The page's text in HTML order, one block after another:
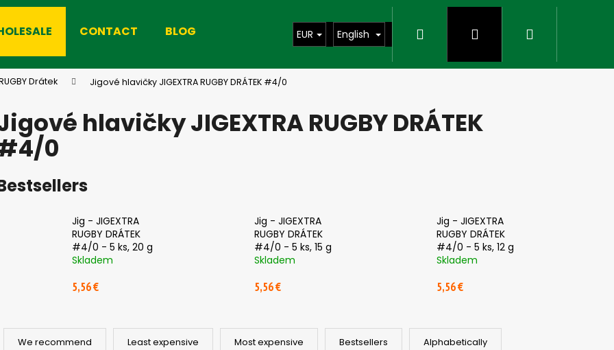
CONTACT BLOG EUR English Search Login Shopping
Drátek Jigové hlavičky JIGEXTRA RUGBY DRÁTEK #4/0
hlavičky JIGEXTRA RUGBY DRÁTEK
0
Jig - JIGEXTRA
RUGBY DRÁTEK
#4/0 - 5 ks, 20 g
Skladem
5,56 €
Jig - JIGEXTRA
RUGBY DRÁTEK
#4/0 - 5 ks, 15 g
Skladem
5,56 €
Jig - JIGEXTRA
RUGBY DRÁTEK
#4/0 - 5 ks, 12 g
Skladem
5,56 €
P
We recommend Least expensive Most expensive Bestsellers Alphabetically
are you looking for?
SEARCH
We recommend
2,85 €
2,85 €